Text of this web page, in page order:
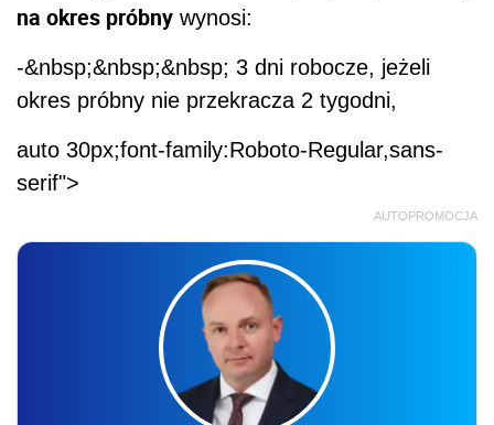
na okres próbny wynosi:
-&nbsp;&nbsp;&nbsp; 3 dni robocze, jeżeli
okres próbny nie przekracza 2 tygodni,
auto 30px;font-family:Roboto-Regular,sans-
serif">
AUTOPROMOCJA